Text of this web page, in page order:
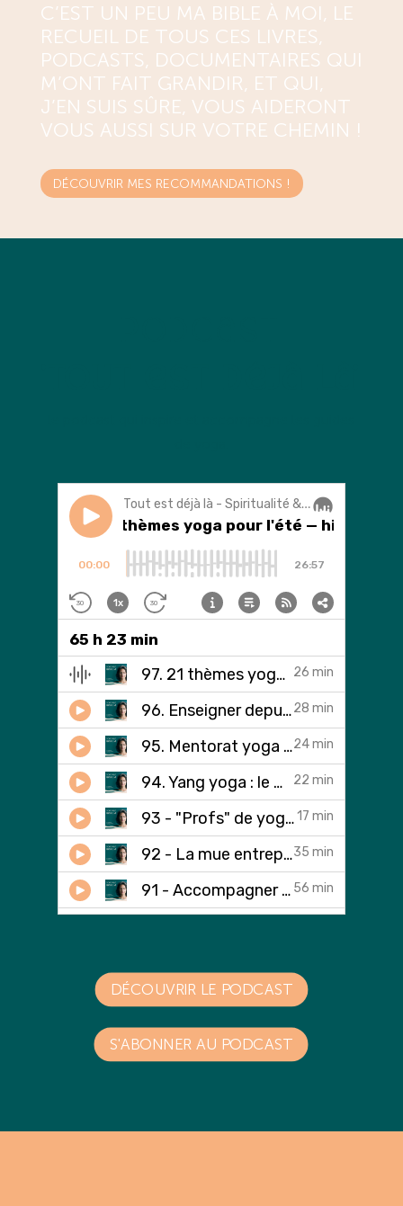
C’EST UN PEU MA BIBLE À MOI, LE
RECUEIL DE TOUS CES LIVRES,
PODCASTS, DOCUMENTAIRES QUI
M’ONT FAIT GRANDIR, ET QUI,
J’EN SUIS SÛRE, VOUS AIDERONT
VOUS AUSSI SUR VOTRE CHEMIN !
DÉCOUVRIR MES RECOMMANDATIONS !
DÉCOUVRIR LE PODCAST
S'ABONNER AU PODCAST